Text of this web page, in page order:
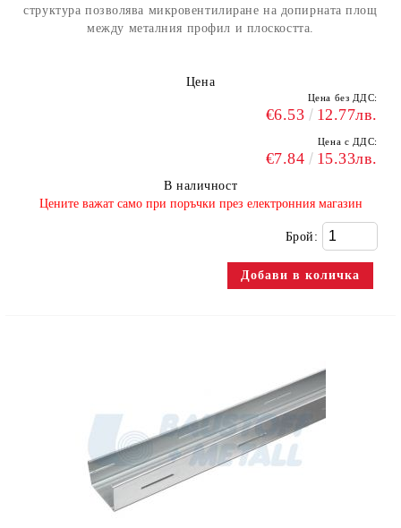
структура позволява микровентилиране на допирната площ
между металния профил и плоскостта.
Цена
Цена без ДДС:
€6.53 12.77лв.
Цена с ДДС:
€7.84 15.33лв.
В наличност
​Цените важат само при поръчки през електронния магазин
Брой: